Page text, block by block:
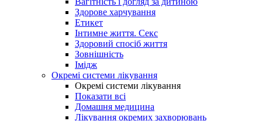
Здорове харчування
Етикет
Інтимне життя. Секс
Здоровий спосіб життя
Зовнішність
Імідж
Окремі системи лікування
Окремі системи лікування
Показати всі
Домашня медицина
Лікування окремих захворювань